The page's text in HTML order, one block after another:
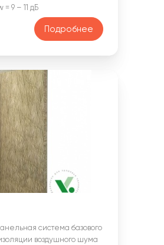
9 – 11 дБ
Подробнее
система базового
воздушного шума